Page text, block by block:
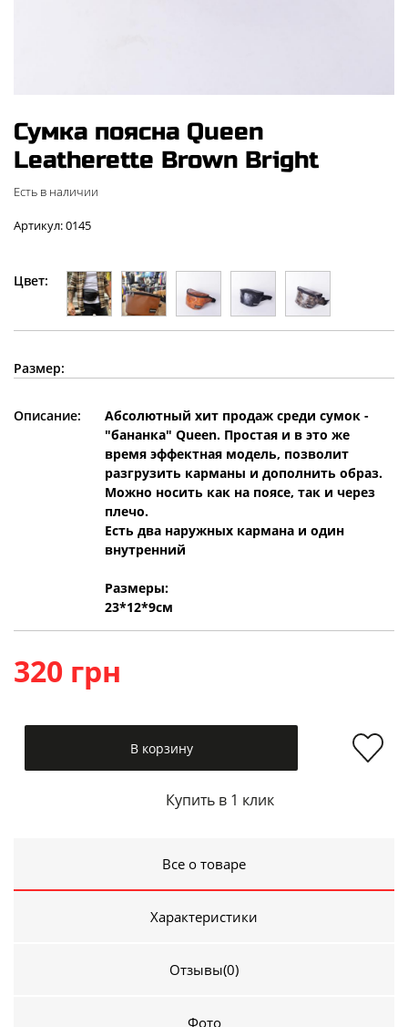
Сумка поясна Queen
Leatherette Brown Bright
Есть в наличии
Артикул: 0145
Цвет:
Размер:
Описание:
Абсолютный хит продаж среди сумок -
"бананка" Queen. Простая и в это же
время эффектная модель, позволит
разгрузить карманы и дополнить образ.
Можно носить как на поясе, так и через
плечо.
Есть два наружных кармана и один
внутренний
Размеры:
23*12*9см
320 грн
В корзину
Купить в 1 клик
Все о товаре
Характеристики
Отзывы(0)
Фото